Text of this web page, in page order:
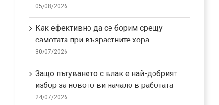
05/08/2026
Как ефективно да се борим срещу
самотата при възрастните хора
30/07/2026
Защо пътуването с влак е най-добрият
избор за новото ви начало в работата
24/07/2026